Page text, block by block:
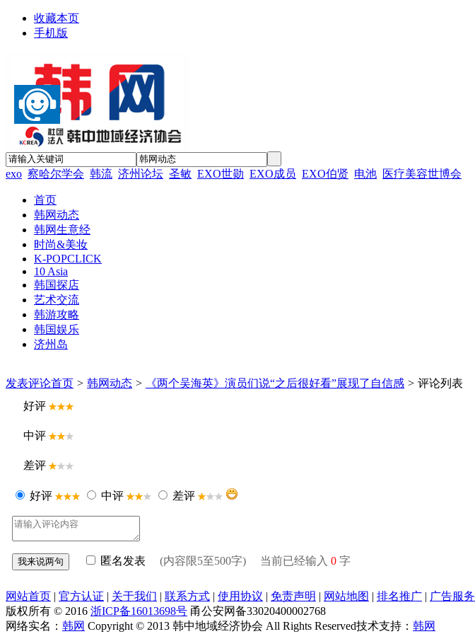
收藏本页
手机版
exo 察哈尔学会 韩流 济州论坛 圣敏 EXO世勋 EXO成员 EXO伯贤 电池 医疗美容世博会
首页
韩网动态
韩网生意经
时尚&美妆
K-POPCLICK
10 Asia
韩国探店
艺术交流
韩游攻略
韩国娱乐
济州岛
发表评论首页 > 韩网动态 > 《两个吴海英》演员们说“之后很好看”展现了自信感 > 评论列表
好评
中评
差评
好评 中评 差评
匿名发表 (内容限5至500字) 当前已经输入 0 字
网站首页 | 官方认证 | 关于我们 | 联系方式 | 使用协议 | 免责声明 | 网站地图 | 排名推广 | 广告服务
版权所有 © 2016 浙ICP备16013698号 甬公安网备33020400002768
网络实名： 韩网 Copyright © 2013 韩中地域经济协会 All Rights Reserved技术支持： 韩网